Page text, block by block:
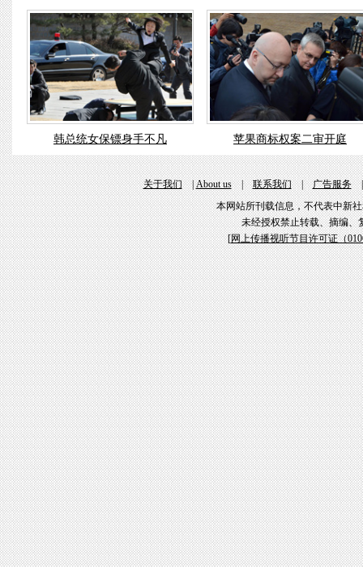
韩总统女保镖身手不凡 苹果商标权案二审开庭
关于我们|About us|联系我们|广告服务
本网站所刊载信息，不代表中新
未经授权禁止转载、摘编、
[网上传播视听节目许可证（